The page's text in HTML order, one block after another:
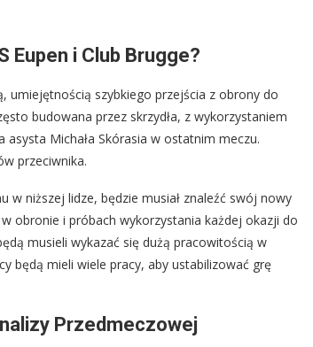
Eupen i Club Brugge?
umiejętnością szybkiego przejścia z obrony do
budowana przez skrzydła, z wykorzystaniem
Michała Skórasia w ostatnim meczu.
przeciwnika.
w niższej lidze, będzie musiał znaleźć swój nowy
obronie i próbach wykorzystania każdej okazji do
musieli wykazać się dużą pracowitością w
będą mieli wiele pracy, aby ustabilizować grę
Przedmeczowej